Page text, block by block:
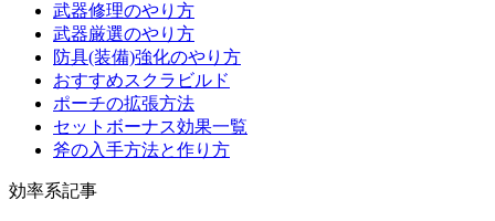
武器修理のやり方
武器厳選のやり方
防具(装備)強化のやり方
おすすめスクラビルド
ポーチの拡張方法
セットボーナス効果一覧
斧の入手方法と作り方
効率系記事